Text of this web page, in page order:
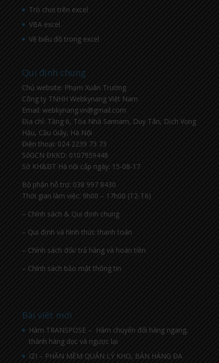
Trò chơi trên excel
VBA excel
Vẽ biểu đồ trong excel
Qui định chung
Chủ website: Phạm Xuân Trường
Công ty TNHH Webkynang Việt Nam
Email: webkynang.vn@gmail.com
Địa chỉ: Tầng 6, Tòa Nhà Sannam, Duy Tân, Dịch Vọng
Hậu, Cầu Giấy, Hà Nội
Điện thoại: 024 2239 73 73
SốGCN ĐKKD: 0107959448
Sở KH&ĐT Hà nội cấp ngày: 15-08-17
Bộ phận hỗ trợ: 038 997 8430
Thời gian làm việc: 9h00 – 17h00 (T2-T6)
– Chính sách & Qui định chung
– Qui định và hình thức thanh toán
– Chính sách đổi/ trả hàng và hoàn tiền
– Chính sách bảo mật thông tin
Bài viết mới
Hàm TRANSPOSE – Hàm chuyển đổi hàng ngang,
thành hàng dọc và ngược lại
IZI – PHẦN MỀM QUẢN LÝ KHO, BÁN HÀNG ĐA